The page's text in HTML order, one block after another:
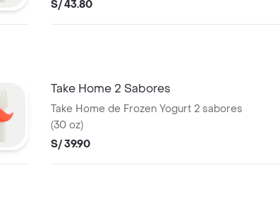
S/ 43.80
Take Home 2 Sabores
Take Home de Frozen Yogurt 2 sabores
(30 oz)
S/ 39.90